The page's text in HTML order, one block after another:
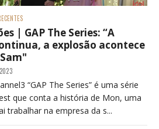
| GAP The Series: “A
a explosão acontece
“GAP The Series” é uma série
que conta a história de Mon, uma
trabalhar na empresa da s...